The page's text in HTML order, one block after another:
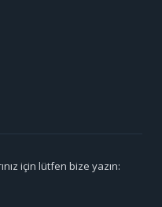
için lütfen bize yazın: